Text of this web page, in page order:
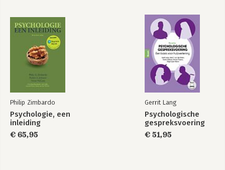
Philip Zimbardo
Psychologie, een
inleiding
€ 65,95
Gerrit Lang
Psychologische
gespreksvoering
€ 51,95